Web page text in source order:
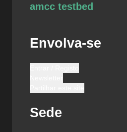
amcc testbed
Envolva-se
Sede